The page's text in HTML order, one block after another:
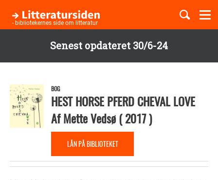
Senest opdateret 30/6-24
hovedindhold
- bibliotekernes side om litteratur
Børnebøger
Temaer
BOG
HEST HORSE PFERD CHEVAL LOVE
AfMette Vedsø(2017)
LÅN PÅ BIBLIOTEKET